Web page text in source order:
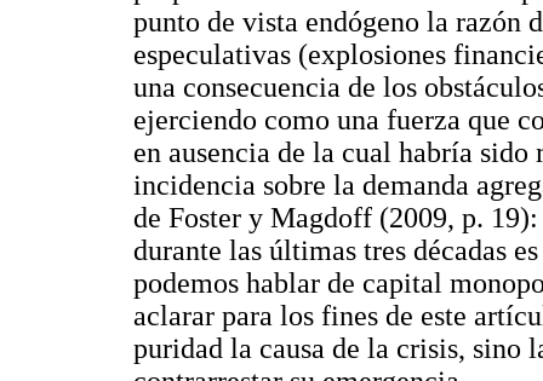
punto de vista endógeno la razón
especulativas (explosiones
una consecuencia de los
ejerciendo como una fuerza que
en ausencia de la cual habría
incidencia sobre la demanda
de Foster y Magdoff (2009, p.
durante las últimas tres décadas
podemos hablar de capital
aclarar para los fines de este
puridad la causa de la crisis, sino